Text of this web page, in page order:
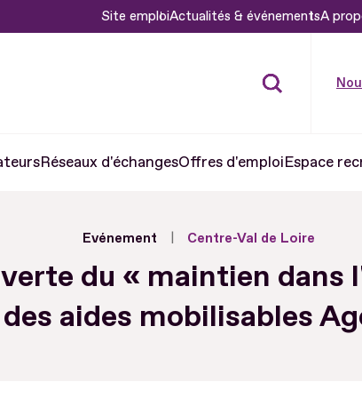
Site emploiActualités & événementsA
Réseaux d'échangesOffres d'emploiEspace
Evénement Centre-Val de Loire
du « maintien dans
aides mobilisables